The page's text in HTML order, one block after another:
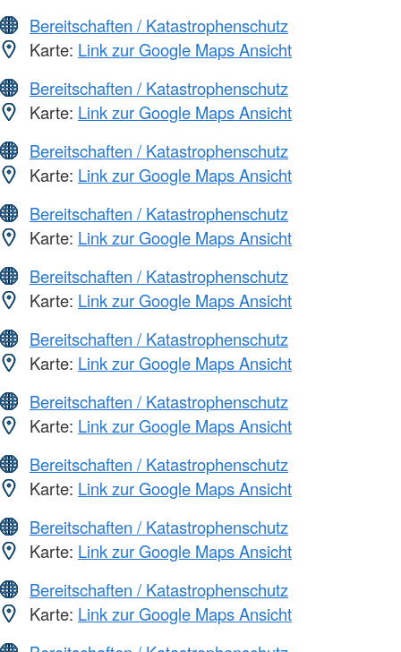
Bereitschaften / Katastrophenschutz
Karte: Link zur Google Maps Ansicht
Bereitschaften / Katastrophenschutz
Karte: Link zur Google Maps Ansicht
Bereitschaften / Katastrophenschutz
Karte: Link zur Google Maps Ansicht
Bereitschaften / Katastrophenschutz
Karte: Link zur Google Maps Ansicht
Bereitschaften / Katastrophenschutz
Karte: Link zur Google Maps Ansicht
Bereitschaften / Katastrophenschutz
Karte: Link zur Google Maps Ansicht
Bereitschaften / Katastrophenschutz
Karte: Link zur Google Maps Ansicht
Bereitschaften / Katastrophenschutz
Karte: Link zur Google Maps Ansicht
Bereitschaften / Katastrophenschutz
Karte: Link zur Google Maps Ansicht
Bereitschaften / Katastrophenschutz
Karte: Link zur Google Maps Ansicht